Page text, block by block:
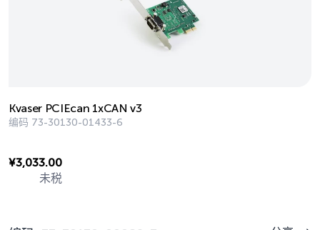
Kvaser PCIEcan 1xCAN v3
编码 73-30130-01433-6
¥3,033.00
未税